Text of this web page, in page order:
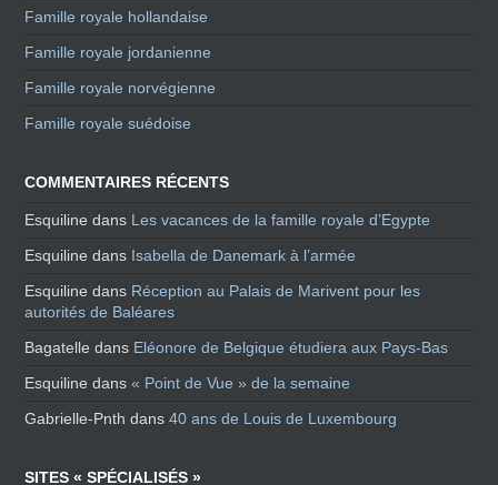
Famille royale hollandaise
Famille royale jordanienne
Famille royale norvégienne
Famille royale suédoise
COMMENTAIRES RÉCENTS
Esquiline dans Les vacances de la famille royale d’Egypte
Esquiline dans Isabella de Danemark à l’armée
Esquiline dans Réception au Palais de Marivent pour les
autorités de Baléares
Bagatelle dans Eléonore de Belgique étudiera aux Pays-Bas
Esquiline dans« Point de Vue » de la semaine
Gabrielle-Pnth dans40 ans de Louis de Luxembourg
SITES « SPÉCIALISÉS »